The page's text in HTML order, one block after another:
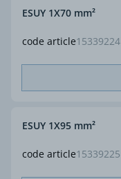
code article15339224
ESUY 1X70 mm²
code article15339225
ESUY 1X95 mm²